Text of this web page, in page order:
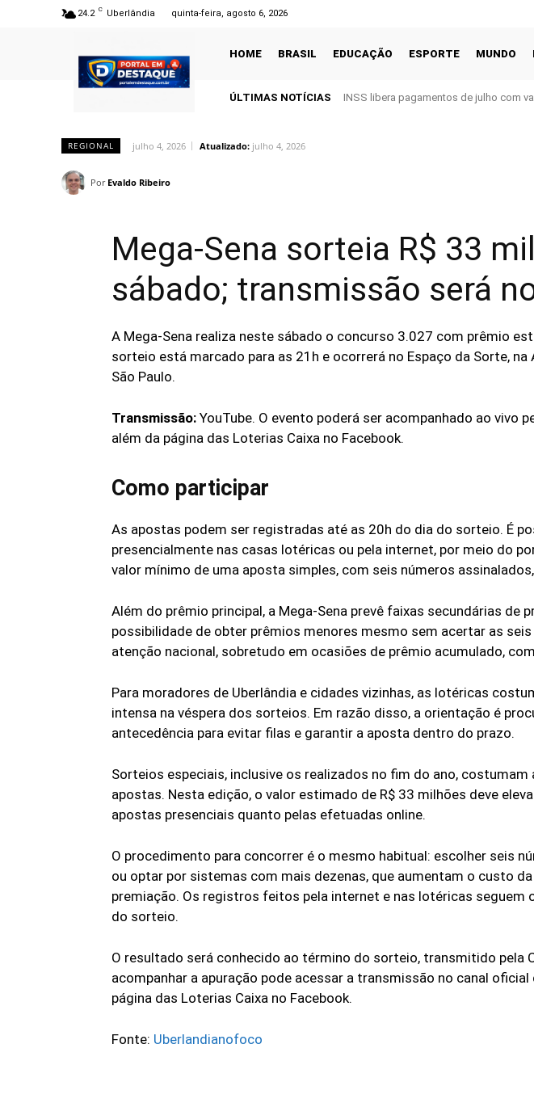
24.2 C Uberlândia quinta-feira, agosto 6, 2026
HOME BRASIL EDUCAÇÃO ESPORTE MUNDO
ÚLTIMAS NOTÍCIAS INSS libera pagamentos de julho com
REGIONAL julho 4, 2026 Atualizado: julho 4, 2026
Por Evaldo Ribeiro
Mega-Sena sorteia R$ 33
sábado; transmissão será
A Mega-Sena realiza neste sábado o concurso 3.027 com prêmio
sorteio está marcado para as 21h e ocorrerá no Espaço da Sorte, na
São Paulo.
Transmissão: YouTube. O evento poderá ser acompanhado ao vivo
além da página das Loterias Caixa no Facebook.
Como participar
As apostas podem ser registradas até as 20h do dia do sorteio. É
presencialmente nas casas lotéricas ou pela internet, por meio do
valor mínimo de uma aposta simples, com seis números assinalados,
Além do prêmio principal, a Mega-Sena prevê faixas secundárias de
possibilidade de obter prêmios menores mesmo sem acertar as
atenção nacional, sobretudo em ocasiões de prêmio acumulado,
Para moradores de Uberlândia e cidades vizinhas, as lotéricas
intensa na véspera dos sorteios. Em razão disso, a orientação é
antecedência para evitar filas e garantir a aposta dentro do prazo.
Sorteios especiais, inclusive os realizados no fim do ano, costumam
apostas. Nesta edição, o valor estimado de R$ 33 milhões deve
apostas presenciais quanto pelas efetuadas online.
O procedimento para concorrer é o mesmo habitual: escolher seis
ou optar por sistemas com mais dezenas, que aumentam o custo
premiação. Os registros feitos pela internet e nas lotéricas seguem
do sorteio.
O resultado será conhecido ao término do sorteio, transmitido pela
acompanhar a apuração pode acessar a transmissão no canal oficial
página das Loterias Caixa no Facebook.
Fonte: Uberlandianofoco